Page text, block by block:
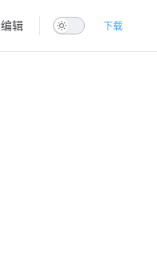
编辑 下载